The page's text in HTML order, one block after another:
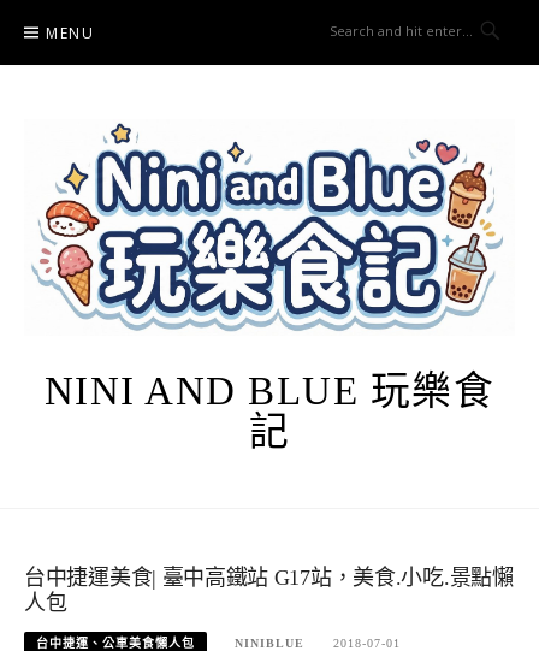
content
MENU
NINI AND BLUE 玩樂食
記
台中捷運美食| 臺中高鐵站 G17站，美食.小吃.景點懶
人包
台中捷運、公車美食懶人包 NINIBLUE 2018-07-01